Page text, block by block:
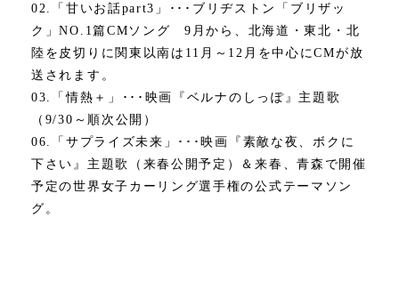
02.「甘いお話part3」･･･ブリヂストン「ブリザッ
ク」NO.1篇CMソング 9月から、北海道・東北・北
陸を皮切りに関東以南は11月～12月を中心にCMが放
送されます。
03.「情熱＋」･･･映画『ベルナのしっぽ』主題歌
（9/30～順次公開）
06.「サプライズ未来」･･･映画『素敵な夜、ボクに
下さい』主題歌（来春公開予定）＆来春、青森で開催
予定の世界女子カーリング選手権の公式テーマソン
グ。